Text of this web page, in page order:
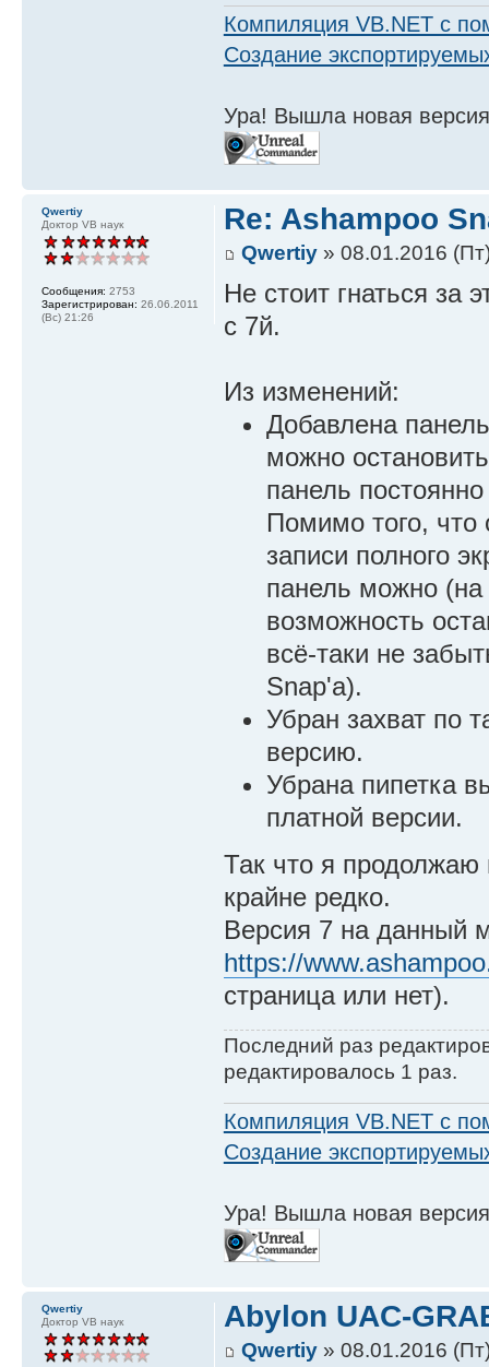
Компиляция VB.NET с
Создание
Ура! Вышла новая
Qwertiy
Доктор VB наук
Сообщения: 2753
Зарегистрирован: 26.06.2011
(Вс) 21:26
Re: Ashampoo
Qwertiy» 08.01.2016
Не стоит гнаться за
с 7й.
Из изменений:
Добавлена
можно
панель
Помимо того, что
записи полного
панель можно (на
возможность
всё-таки не
Snap'а).
Убран захват по
версию.
Убрана пипетка
платной версии.
Так что я продолжаю
крайне редко.
Версия 7 на данный
https://
страница или нет).
Последний раз
редактировалось 1 раз.
Компиляция VB.NET с
Создание
Ура! Вышла новая
Qwertiy
Доктор VB наук
Abylon UAC-
Qwertiy» 08.01.2016